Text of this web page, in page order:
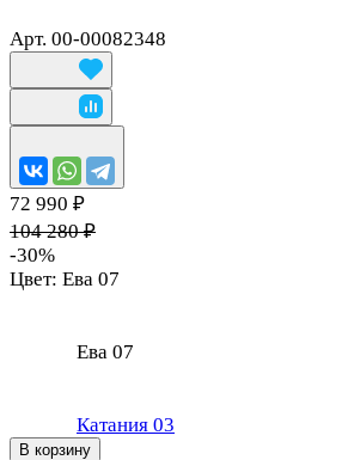
Арт. 00-00082348
72 990 ₽
104 280 ₽
-30%
Цвет: Ева 07
Ева 07
Катания 03
В корзину